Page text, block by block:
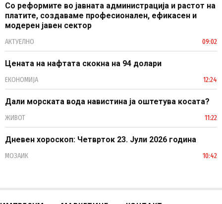
Со реформите во јавната администрација и растот на
платите, создаваме професионален, ефикасен и
модерен јавен сектор
АКТУЕЛНО 09:02
Цената на нафтата скокна на 94 долари
ЕКОНОМИЈА 12:24
Дали морската вода навистина ја оштетува косата?
ЖИВОТ 11:22
Дневен хороскоп: Четврток 23. Јули 2026 година
МОЗАИК 10:42